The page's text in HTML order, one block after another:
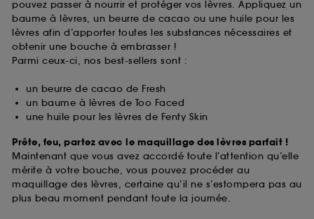
pouvez passer à nourrir et protéger vos lèvres. Appliquez un
baume à lèvres, un beurre de cacao ou une huile pour les
lèvres afin d’apporter toutes les substances nécessaires et
obtenir une bouche à embrasser !
Parmi ceux-ci, nos best-sellers sont :
un beurre de cacao de Fresh
un baume à lèvres de Too Faced
une huile pour les lèvres de Fenty Skin
Prête, feu, partez avec le maquillage des lèvres parfait !
Maintenant que vous avez accordé toute l’attention qu’elle
mérite à votre bouche, vous pouvez procéder au
maquillage des lèvres, certaine qu’il ne s’estompera pas au
plus beau moment pendant toute la journée.